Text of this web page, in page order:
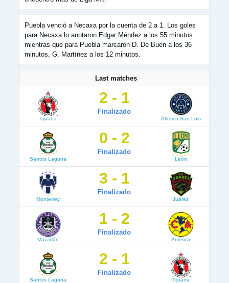
Puebla venció a Necaxa por la cuenta de 2 a 1. Los goles
para Necaxa lo anotaron Edgar Méndez a los 55 minutos
mientras que para Puebla marcaron D. De Buen a los 36
minutos, G. Martínez a los 12 minutos.
Last matches
Tijuana
2 - 1
Finalizado
Atlético San Luis
Santos Laguna
0 - 2
Finalizado
León
Monterrey
3 - 1
Finalizado
Juárez
Mazatlán
1 - 2
Finalizado
América
Santos Laguna
2 - 1
Finalizado
Tijuana